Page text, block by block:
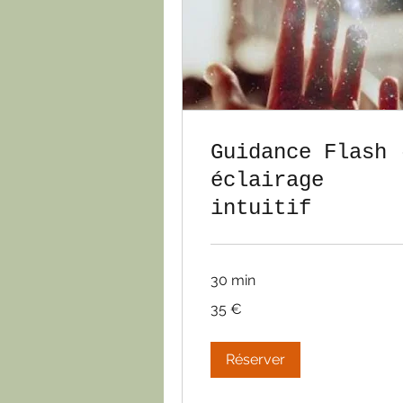
Guidance Flash
éclairage
intuitif
30 min
euros
35 €
Réserver